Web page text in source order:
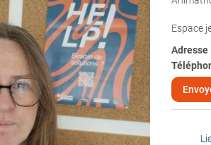
Espace
Adresse